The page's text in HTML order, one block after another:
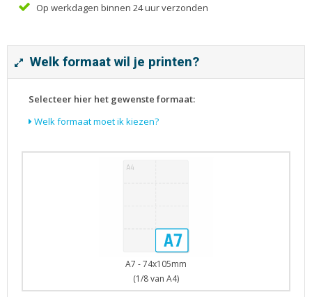
Tijdschriften
Verjaardagskaarten
Visitekaartjes
Op werkdagen binnen 24 uur verzonden
Welk formaat wil je printen?
Selecteer hier het gewenste formaat:
Welk formaat moet ik kiezen?
A7 - 74x105mm
(1/8 van A4)